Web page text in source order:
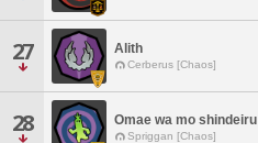
27 Alith
Cerberus [Chaos]
28 Omae wa mo shindeiru
Spriggan [Chaos]